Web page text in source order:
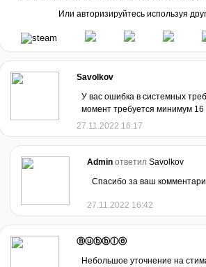
Или авторизируйтесь используя
Savolkov
У вас ошибка в системных
момент требуется минимум 16
27.11.2022 16:17
Admin ответил Savolkov
Спасибо за ваш
27.11.2022 16:42
Ⓑⓤⓑⓑⓛⓔ
Небольшое уточнение на